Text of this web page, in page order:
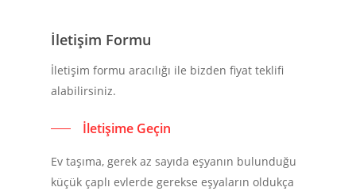
İletişim Formu
İletişim formu aracılığı ile bizden fiyat teklifi
alabilirsiniz.
İletişime Geçin
Ev taşıma, gerek az sayıda eşyanın bulunduğu
küçük çaplı evlerde gerekse eşyaların oldukça